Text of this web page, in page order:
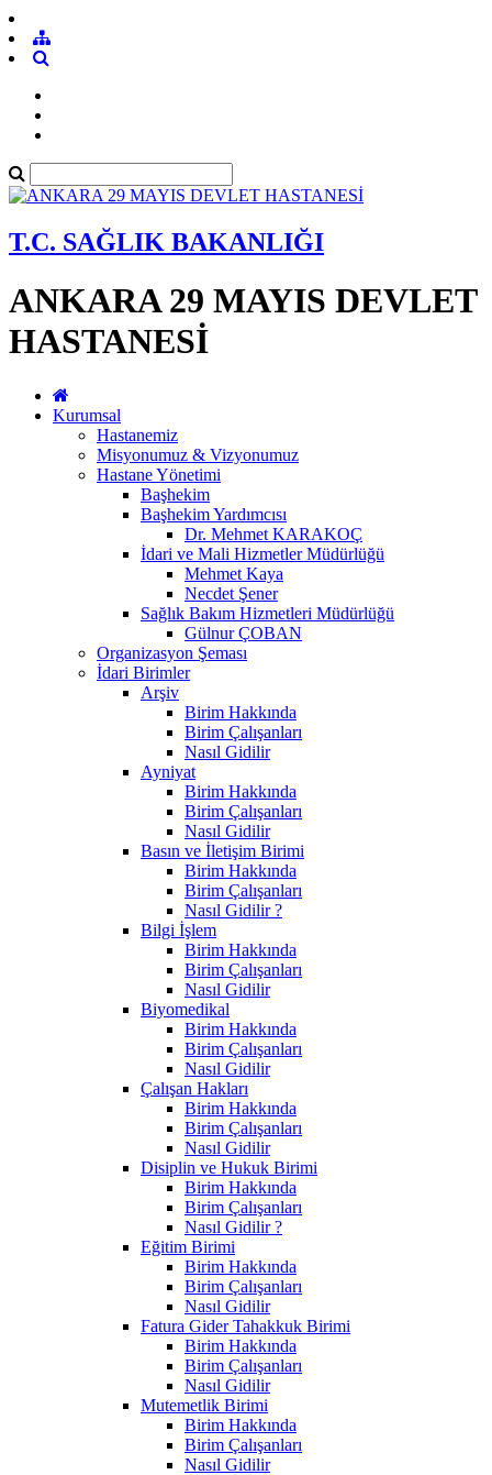
T.C. SAĞLIK BAKANLIĞI
ANKARA 29 MAYIS DEVLET
HASTANESİ
Kurumsal
Hastanemiz
Misyonumuz & Vizyonumuz
Hastane Yönetimi
Başhekim
Başhekim Yardımcısı
Dr. Mehmet KARAKOÇ
İdari ve Mali Hizmetler Müdürlüğü
Mehmet Kaya
Necdet Şener
Sağlık Bakım Hizmetleri Müdürlüğü
Gülnur ÇOBAN
Organizasyon Şeması
İdari Birimler
Arşiv
Birim Hakkında
Birim Çalışanları
Nasıl Gidilir
Ayniyat
Birim Hakkında
Birim Çalışanları
Nasıl Gidilir
Basın ve İletişim Birimi
Birim Hakkında
Birim Çalışanları
Nasıl Gidilir ?
Bilgi İşlem
Birim Hakkında
Birim Çalışanları
Nasıl Gidilir
Biyomedikal
Birim Hakkında
Birim Çalışanları
Nasıl Gidilir
Çalışan Hakları
Birim Hakkında
Birim Çalışanları
Nasıl Gidilir
Disiplin ve Hukuk Birimi
Birim Hakkında
Birim Çalışanları
Nasıl Gidilir ?
Eğitim Birimi
Birim Hakkında
Birim Çalışanları
Nasıl Gidilir
Fatura Gider Tahakkuk Birimi
Birim Hakkında
Birim Çalışanları
Nasıl Gidilir
Mutemetlik Birimi
Birim Hakkında
Birim Çalışanları
Nasıl Gidilir